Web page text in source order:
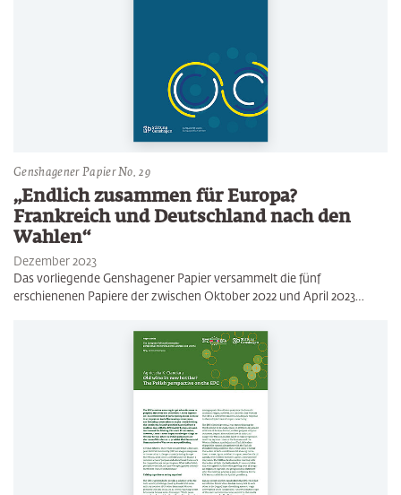
Genshagener Papier No. 29
„Endlich zusammen für Europa?
Frankreich und Deutschland nach den
Wahlen“
Dezember 2023
Das vorliegende Genshagener Papier versammelt die fünf
erschienenen Papiere der zwischen Oktober 2022 und April 2023…